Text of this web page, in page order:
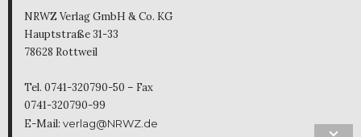
NRWZ Verlag GmbH & Co. KG
Hauptstraße 31-33
78628 Rottweil
Tel. 0741-320790-50 – Fax
0741-320790-99
E-Mail: verlag@NRWZ.de